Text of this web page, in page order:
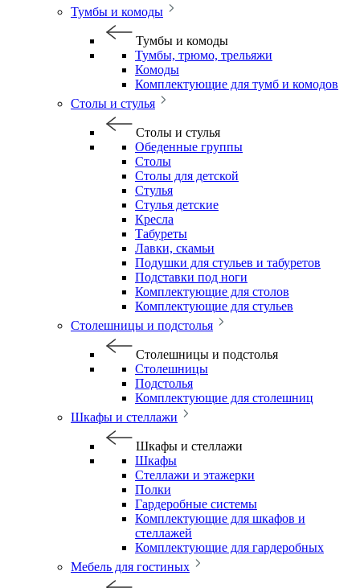
Тумбы и комоды
Тумбы и комоды
Тумбы, трюмо, трельяжи
Комоды
Комплектующие для тумб и комодов
Столы и стулья
Столы и стулья
Обеденные группы
Столы
Столы для детской
Стулья
Стулья детские
Кресла
Табуреты
Лавки, скамьи
Подушки для стульев и табуретов
Подставки под ноги
Комплектующие для столов
Комплектующие для стульев
Столешницы и подстолья
Столешницы и подстолья
Столешницы
Подстолья
Комплектующие для столешниц
Шкафы и стеллажи
Шкафы и стеллажи
Шкафы
Стеллажи и этажерки
Полки
Гардеробные системы
Комплектующие для шкафов и
стеллажей
Комплектующие для гардеробных
Мебель для гостиных